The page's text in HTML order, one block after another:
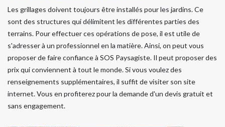
Les grillages doivent toujours être installés pour les jardins. Ce
sont des structures qui délimitent les différentes parties des
terrains. Pour effectuer ces opérations de pose, il est utile de
s'adresser à un professionnel en la matière. Ainsi, on peut vous
proposer de faire confiance à SOS Paysagiste. Il peut proposer des
prix qui conviennent à tout le monde. Si vous voulez des
renseignements supplémentaires, il suffit de visiter son site
internet. Vous en profiterez pour la demande d'un devis gratuit et
sans engagement.